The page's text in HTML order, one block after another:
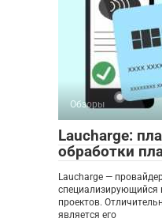
Обзоры
Laucharge:
обработки
Laucharge —
специализирующийся
проектов.
является его